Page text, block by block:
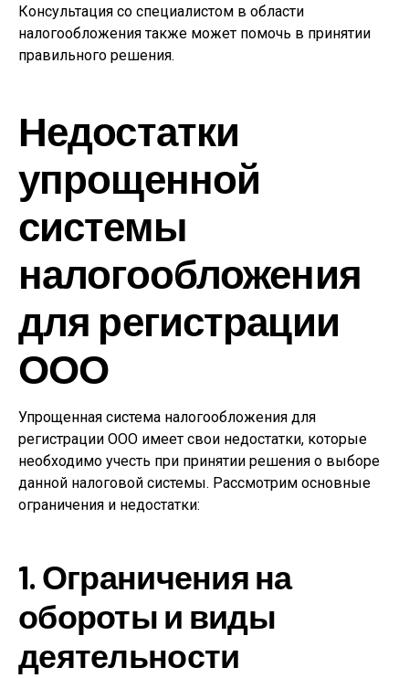
Консультация со специалистом в области
налогообложения также может помочь в принятии
правильного решения.
Недостатки
упрощенной
системы
налогообложения
для регистрации
ООО
Упрощенная система налогообложения для
регистрации ООО имеет свои недостатки, которые
необходимо учесть при принятии решения о выборе
данной налоговой системы. Рассмотрим основные
ограничения и недостатки:
1. Ограничения на
обороты и виды
деятельности